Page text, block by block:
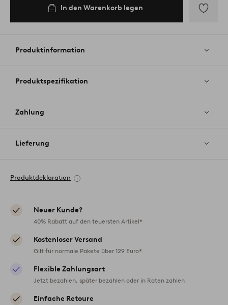
In den Warenkorb legen
Favoriten
Produktinformation
Produktspezifikation
Zahlung
Lieferung
Produktdeklaration
Neuer Kunde?
40% Rabatt auf den teuersten Artikel*
Kostenloser Versand
Gilt für normale Pakete über 129 Euro*
Flexible Zahlungsart
Jetzt bezahlen, später bezahlen oder in Raten zahlen
Einfache Retoure